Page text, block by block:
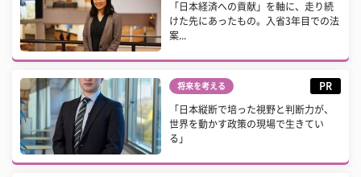
「日本経済への貢献」を軸に、走り続
けた先にあったもの。入省3年目での法
案...
将来を考える PR
「日本縦断で培った視野と判断力が、
世界を動かす政策の現場で生きてい
る」